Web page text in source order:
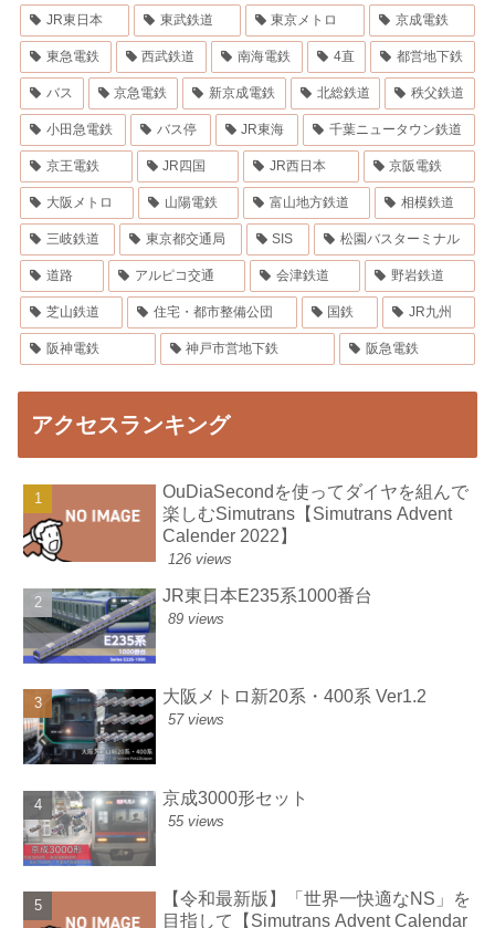
JR東日本 東武鉄道 東京メトロ 京成電鉄
東急電鉄 西武鉄道 南海電鉄 4直 都営地下鉄
バス 京急電鉄 新京成電鉄 北総鉄道 秩父鉄道
小田急電鉄 バス停 JR東海 千葉ニュータウン鉄道
京王電鉄 JR四国 JR西日本 京阪電鉄
大阪メトロ 山陽電鉄 富山地方鉄道 相模鉄道
三岐鉄道 東京都交通局 SIS 松園バスターミナル
道路 アルピコ交通 会津鉄道 野岩鉄道
芝山鉄道 住宅・都市整備公団 国鉄 JR九州
阪神電鉄 神戸市営地下鉄 阪急電鉄
アクセスランキング
OuDiaSecondを使ってダイヤを組んで
楽しむSimutrans【Simutrans Advent
Calender 2022】
126 views
JR東日本E235系1000番台
89 views
大阪メトロ新20系・400系 Ver1.2
57 views
京成3000形セット
55 views
【令和最新版】「世界一快適なNS」を
目指して【Simutrans Advent Calendar